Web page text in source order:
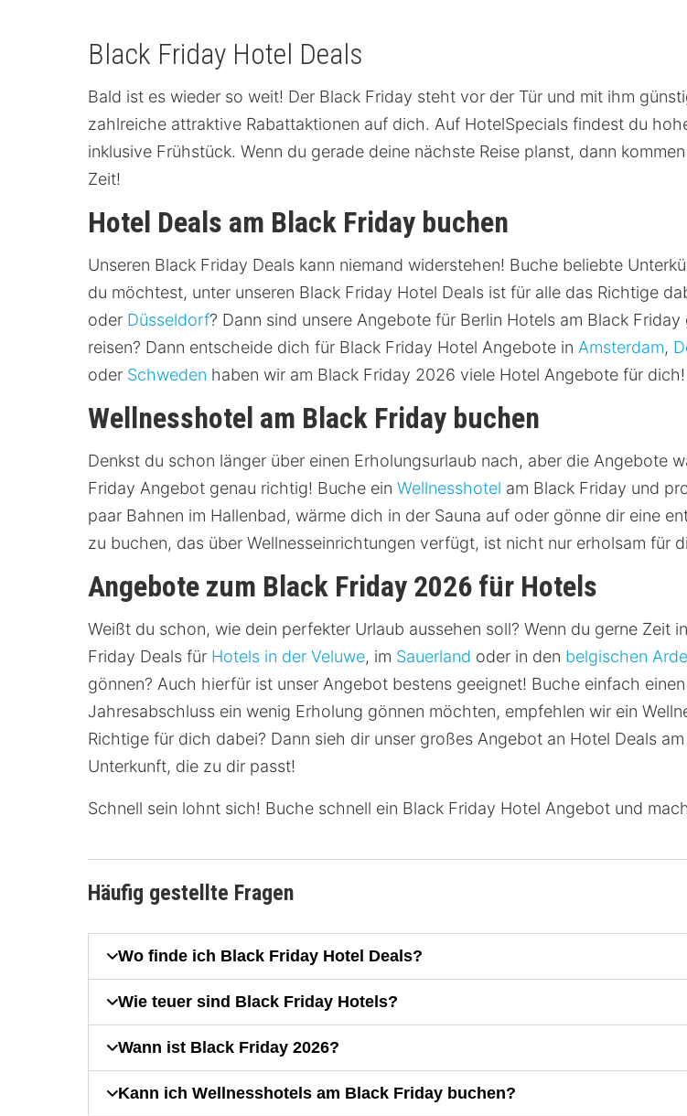
Black Friday Hotel Deals
Bald ist es wieder so weit! Der Black Friday steht vor der Tür und mit ihm
zahlreiche attraktive Rabattaktionen auf dich. Auf HotelSpecials findest du
inklusive Frühstück. Wenn du gerade deine nächste Reise planst, dann
Zeit!
Hotel Deals am Black Friday buchen
Unseren Black Friday Deals kann niemand widerstehen! Buche beliebte
du möchtest, unter unseren Black Friday Hotel Deals ist für alle das Richtige
oder Düsseldorf? Dann sind unsere Angebote für Berlin Hotels am Black
reisen? Dann entscheide dich für Black Friday Hotel Angebote in Amsterdam,
oder Schweden haben wir am Black Friday 2026 viele Hotel Angebote für dich!
Wellnesshotel am Black Friday buchen
Denkst du schon länger über einen Erholungsurlaub nach, aber die Angebote
Friday Angebot genau richtig! Buche ein Wellnesshotel am Black Friday und
paar Bahnen im Hallenbad, wärme dich in der Sauna auf oder gönne dir eine
zu buchen, das über Wellnesseinrichtungen verfügt, ist nicht nur erholsam für
Angebote zum Black Friday 2026 für Hotels
Weißt du schon, wie dein perfekter Urlaub aussehen soll? Wenn du gerne Zeit
Friday Deals für Hotels in der Veluwe, im Sauerland oder in den belgischen
gönnen? Auch hierfür ist unser Angebot bestens geeignet! Buche einfach einen
Jahresabschluss ein wenig Erholung gönnen möchten, empfehlen wir ein
Richtige für dich dabei? Dann sieh dir unser großes Angebot an Hotel Deals
Unterkunft, die zu dir passt!
Schnell sein lohnt sich! Buche schnell ein Black Friday Hotel Angebot und
Häufig gestellte Fragen
Wo finde ich Black Friday Hotel Deals?
Wie teuer sind Black Friday Hotels?
Wann ist Black Friday 2026?
Kann ich Wellnesshotels am Black Friday buchen?